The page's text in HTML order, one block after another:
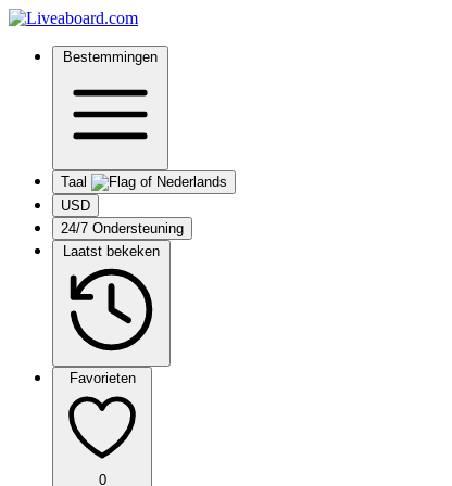
Bestemmingen
Taal
USD
24/7 Ondersteuning
Laatst bekeken
Favorieten
0